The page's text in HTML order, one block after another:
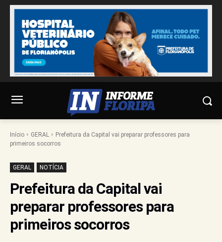
Início GERAL
Prefeitura da Capital vai preparar professores para
primeiros socorros
GERAL NOTÍCIA
Prefeitura da Capital vai
preparar professores para
primeiros socorros